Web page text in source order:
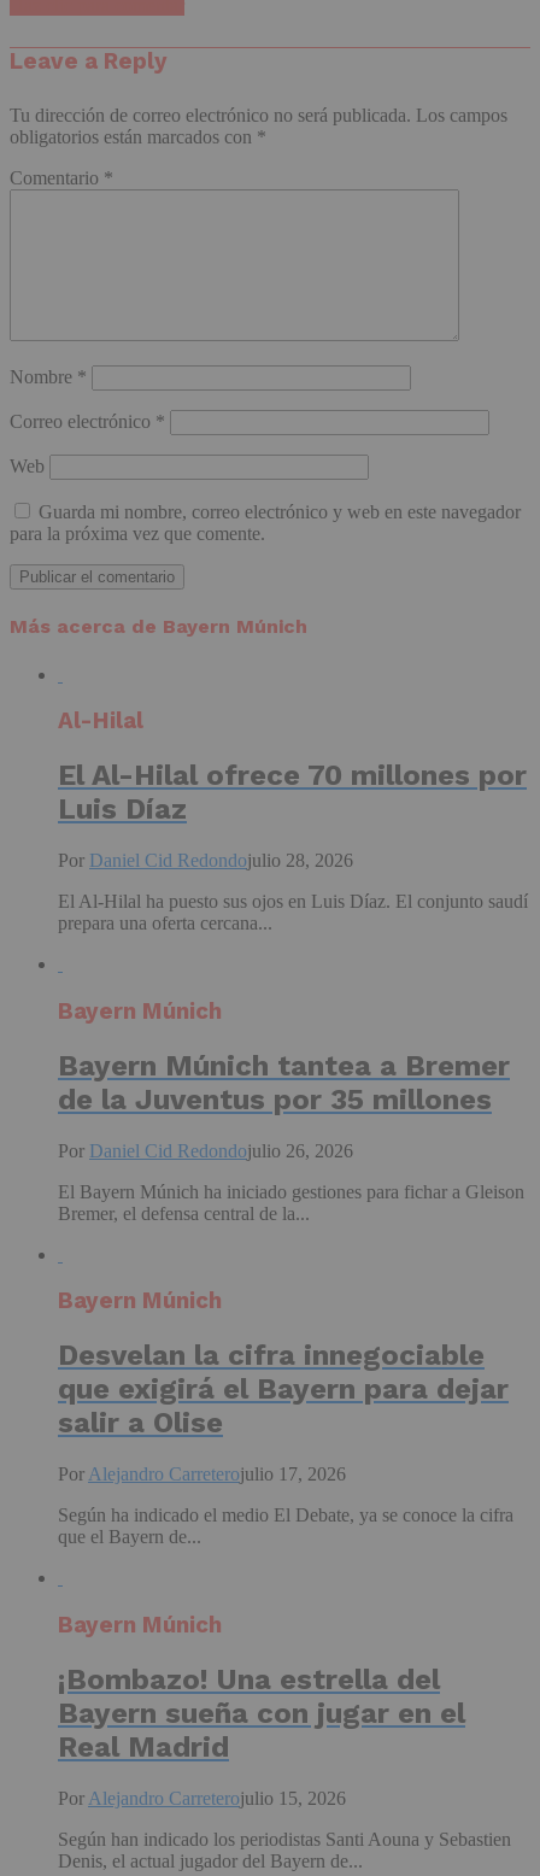
Leave a Reply
Tu dirección de correo electrónico no será publicada. Los campos
obligatorios están marcados con *
Comentario *
Nombre *
Correo electrónico *
Web
Guarda mi nombre, correo electrónico y web en este navegador
para la próxima vez que comente.
Más acerca de Bayern Múnich
Al-Hilal
El Al-Hilal ofrece 70 millones por
Luis Díaz
Por Daniel Cid Redondojulio 28, 2026
El Al-Hilal ha puesto sus ojos en Luis Díaz. El conjunto saudí
prepara una oferta cercana...
Bayern Múnich
Bayern Múnich tantea a Bremer
de la Juventus por 35 millones
Por Daniel Cid Redondojulio 26, 2026
El Bayern Múnich ha iniciado gestiones para fichar a Gleison
Bremer, el defensa central de la...
Bayern Múnich
Desvelan la cifra innegociable
que exigirá el Bayern para dejar
salir a Olise
Por Alejandro Carreterojulio 17, 2026
Según ha indicado el medio El Debate, ya se conoce la cifra
que el Bayern de...
Bayern Múnich
¡Bombazo! Una estrella del
Bayern sueña con jugar en el
Real Madrid
Por Alejandro Carreterojulio 15, 2026
Según han indicado los periodistas Santi Aouna y Sebastien
Denis, el actual jugador del Bayern de...